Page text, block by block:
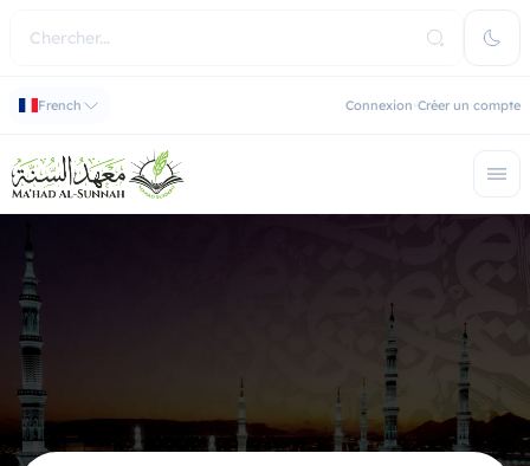
French Connexion Créer un compte